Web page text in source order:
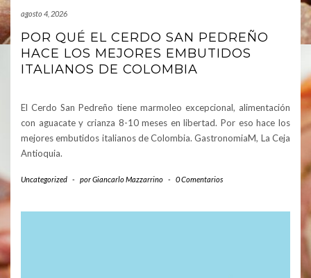
agosto 4, 2026
POR QUÉ EL CERDO SAN PEDREÑO
HACE LOS MEJORES EMBUTIDOS
ITALIANOS DE COLOMBIA
El Cerdo San Pedreño tiene marmoleo excepcional, alimentación
con aguacate y crianza 8-10 meses en libertad. Por eso hace los
mejores embutidos italianos de Colombia. GastronomiaM, La Ceja
Antioquia.
Uncategorized - porGiancarlo Mazzarrino - 0 Comentarios